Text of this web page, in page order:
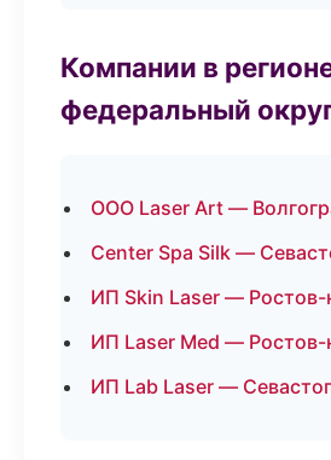
Компании в
федеральный
ООО Laser Art —
Center Spa Silk —
ИП Skin Laser —
ИП Laser Med —
ИП Lab Laser —